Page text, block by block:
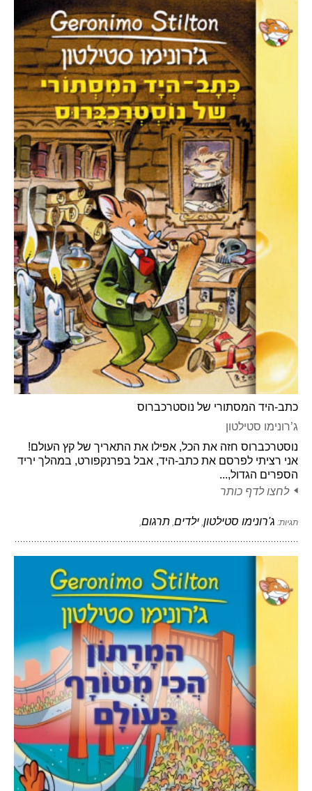
כתב-היד המסתורי של נוסטרכברוס
ג’רונימו סטילטון
נוסטרכברוס חזה את הכל, אפילו את התאריך של קץ העולם!
אני רציתי לפרסם את כתב-היד, אבל בפרנקפורט, במהלך יריד
הספרים הגדול,...
לחצו לדף כותר
תגיות: ג'רונימו סטילטון, ילדים, תרגום,